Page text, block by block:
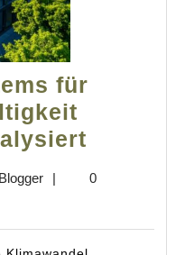
für
Science
|
0